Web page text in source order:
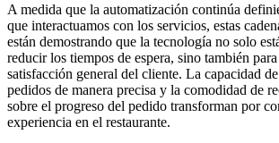
A medida que la automatización continúa
que interactuamos con los servicios, estas
están demostrando que la tecnología no solo
reducir los tiempos de espera, sino también
satisfacción general del cliente. La capacidad
pedidos de manera precisa y la comodidad de
sobre el progreso del pedido transforman por
experiencia en el restaurante.